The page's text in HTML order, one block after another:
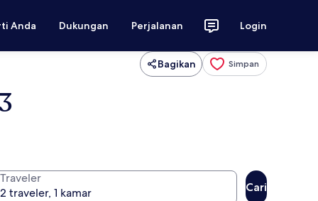
Anda Dukungan Perjalanan Login
Bagikan Simpan
Traveler
Cari